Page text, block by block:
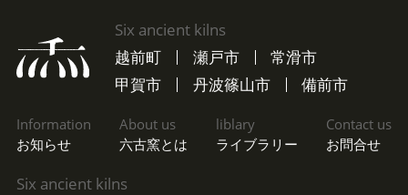
Six ancient kilns
越前町
瀬戸市
常滑市
甲賀市
丹波篠山市 備前市
Information
お知らせ
About us
六古窯とは
liblary
ライブラリー
Contact us
お問合せ
Six ancient kilns